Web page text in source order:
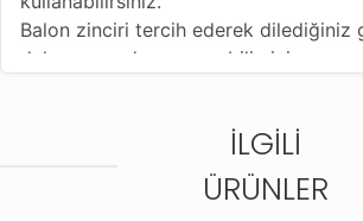
Balon zinciri tercih ederek dilediğiniz
dekorasyonda yer verebilirsiniz.
beğendiğiniz bir rafya ile
Balon kemeri yapım seti tercih ederek,
organizasyonlarda tüm dikkatleri
İLGILI
ÜRÜNLER